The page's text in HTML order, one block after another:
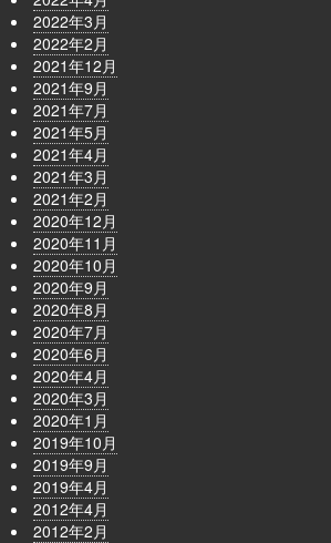
2022年3月
2022年2月
2021年12月
2021年9月
2021年7月
2021年5月
2021年4月
2021年3月
2021年2月
2020年12月
2020年11月
2020年10月
2020年9月
2020年8月
2020年7月
2020年6月
2020年4月
2020年3月
2020年1月
2019年10月
2019年9月
2019年4月
2012年4月
2012年2月